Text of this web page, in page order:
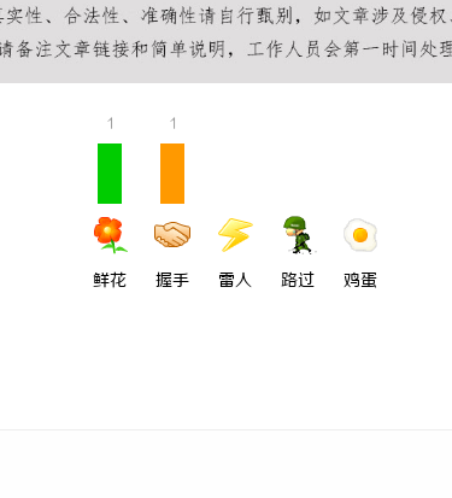
1
鲜花
1
握手 雷人 路过 鸡蛋
平台